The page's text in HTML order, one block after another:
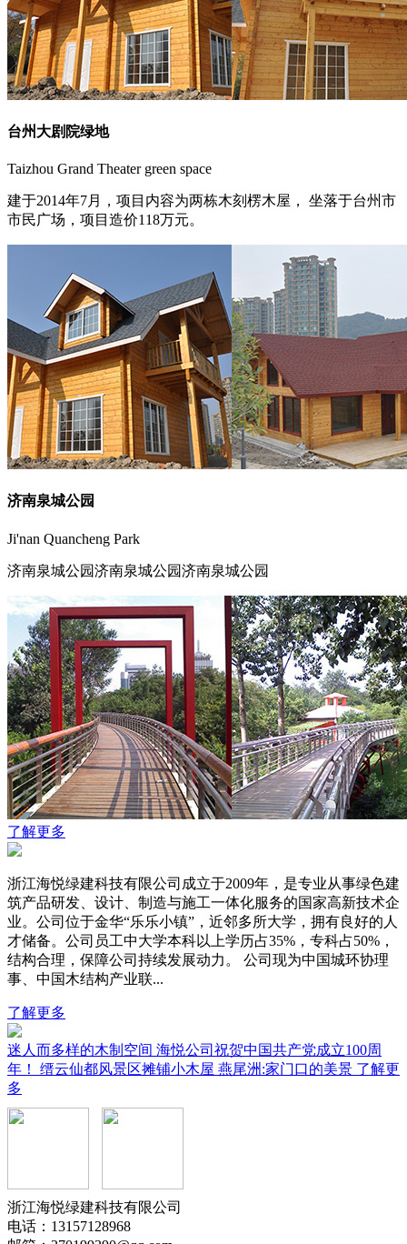
台州大剧院绿地
Taizhou Grand Theater green space
建于2014年7月，项目内容为两栋木刻楞木屋， 坐落于台州市
市民广场，项目造价118万元。
济南泉城公园
Ji'nan Quancheng Park
济南泉城公园济南泉城公园济南泉城公园
了解更多
浙江海悦绿建科技有限公司成立于2009年，是专业从事绿色建
筑产品研发、设计、制造与施工一体化服务的国家高新技术企
业。公司位于金华“乐乐小镇”，近邻多所大学，拥有良好的人
才储备。公司员工中大学本科以上学历占35%，专科占50%，
结构合理，保障公司持续发展动力。 公司现为中国城环协理
事、中国木结构产业联...
了解更多
迷人而多样的木制空间 海悦公司祝贺中国共产党成立100周
年！ 缙云仙都风景区摊铺小木屋 燕尾洲:家门口的美景 了解更
多
浙江海悦绿建科技有限公司
电话：13157128968